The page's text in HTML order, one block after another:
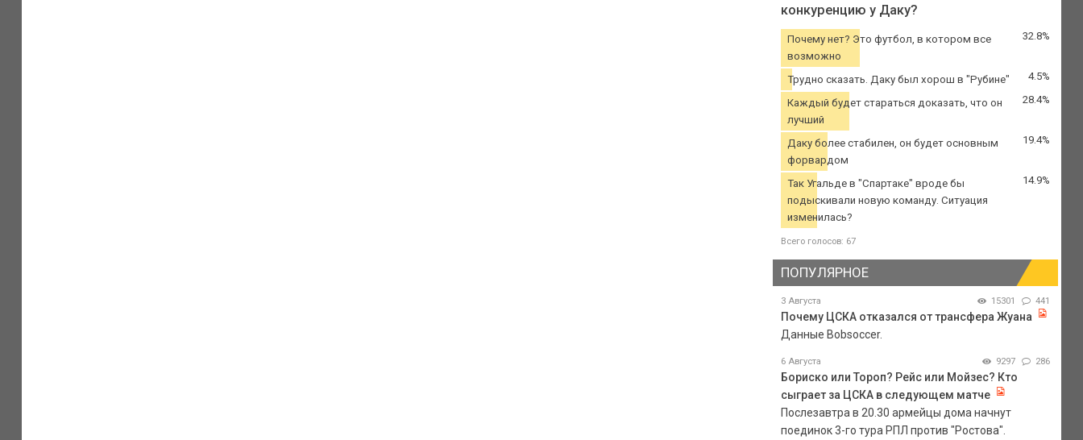
конкуренцию у Даку?
Почему нет? Это футбол, в котором все
возможно
32.8%
Трудно сказать. Даку был хорош в "Рубине" 4.5%
Каждый будет стараться доказать, что он
лучший
28.4%
Даку более стабилен, он будет основным
форвардом
19.4%
Так Угальде в "Спартаке" вроде бы
подыскивали новую команду. Ситуация
изменилась?
14.9%
Всего голосов: 67
ПОПУЛЯРНОЕ
3 Августа 15301 441
Почему ЦСКА отказался от трансфера Жуана
Данные Bobsoccer.
6 Августа 9297 286
Бориско или Тороп? Рейс или Мойзес? Кто
сыграет за ЦСКА в следующем матче
Послезавтра в 20.30 армейцы дома начнут
поединок 3-го тура РПЛ против "Ростова".